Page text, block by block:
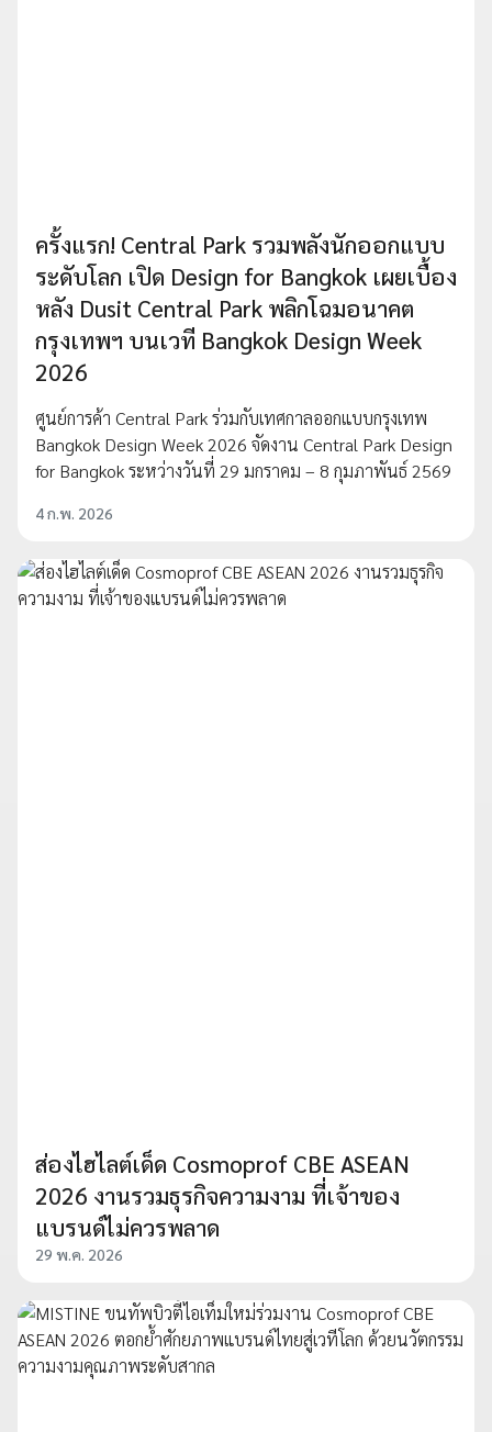
ครั้งแรก! Central Park รวมพลังนักออกแบบ
ระดับโลก เปิด Design for Bangkok เผยเบื้อง
หลัง Dusit Central Park พลิกโฉมอนาคต
กรุงเทพฯ บนเวที Bangkok Design Week
2026
ศูนย์การค้า Central Park ร่วมกับเทศกาลออกแบบกรุงเทพ
Bangkok Design Week 2026 จัดงาน Central Park Design
for Bangkok ระหว่างวันที่ 29 มกราคม – 8 กุมภาพันธ์ 2569
4 ก.พ. 2026
ส่องไฮไลต์เด็ด Cosmoprof CBE ASEAN
2026 งานรวมธุรกิจความงาม ที่เจ้าของ
แบรนด์ไม่ควรพลาด
29 พ.ค. 2026